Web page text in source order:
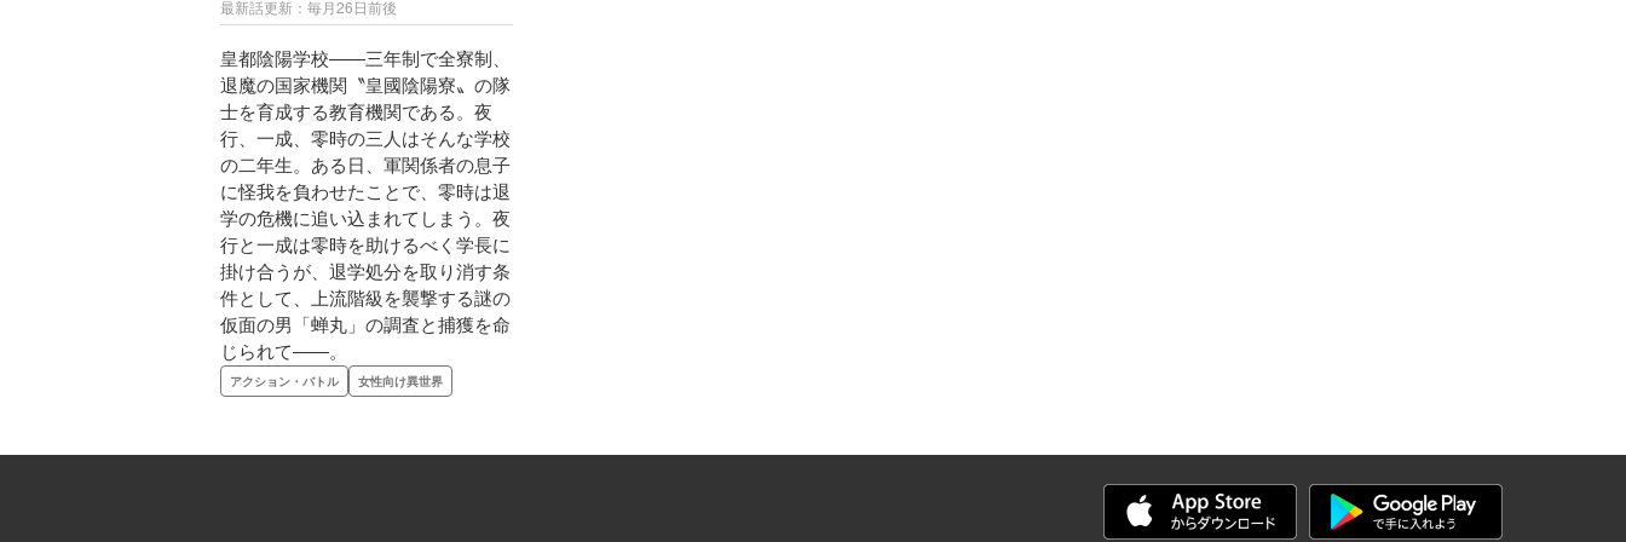
最新話更新：毎月26日前後
皇都陰陽学校――三年制で全寮制、
退魔の国家機関〝皇國陰陽寮〟の隊
士を育成する教育機関である。夜
行、一成、零時の三人はそんな学校
の二年生。ある日、軍関係者の息子
に怪我を負わせたことで、零時は退
学の危機に追い込まれてしまう。夜
行と一成は零時を助けるべく学長に
掛け合うが、退学処分を取り消す条
件として、上流階級を襲撃する謎の
仮面の男「蝉丸」の調査と捕獲を命
じられて――。
アクション・バトル 女性向け異世界